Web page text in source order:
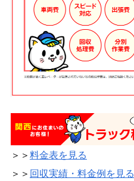
＞＞料金表を見る
＞＞ 回収実績・料金例を見る